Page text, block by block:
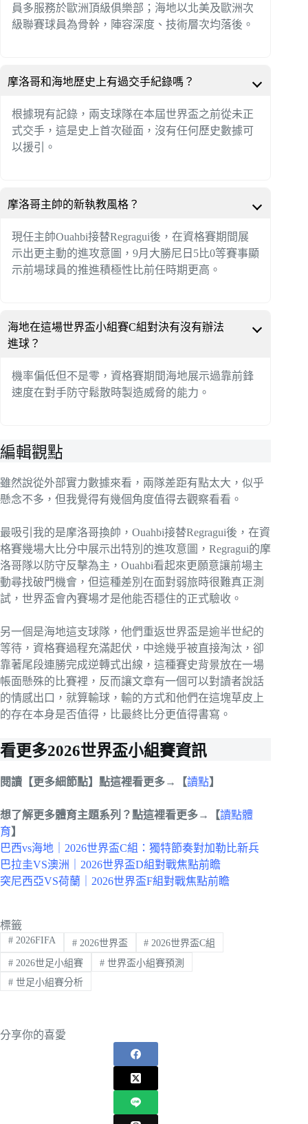
員多服務於歐洲頂級俱樂部；海地以北美及歐洲次
級聯賽球員為骨幹，陣容深度、技術層次均落後。
摩洛哥和海地歷史上有過交手紀錄嗎？
根據現有記錄，兩支球隊在本屆世界盃之前從未正
式交手，這是史上首次碰面，沒有任何歷史數據可
以援引。
摩洛哥主帥的新執教風格？
現任主帥Ouahbi接替Regragui後，在資格賽期間展
示出更主動的進攻意圖，9月大勝尼日5比0等賽事顯
示前場球員的推進積極性比前任時期更高。
海地在這場世界盃小組賽C組對決有沒有辦法
進球？
機率偏低但不是零，資格賽期間海地展示過靠前鋒
速度在對手防守鬆散時製造威脅的能力。
編輯觀點
雖然說從外部實力數據來看，兩隊差距有點太大，似乎
懸念不多，但我覺得有幾個角度值得去觀察看看。
最吸引我的是摩洛哥換帥，Ouahbi接替Regragui後，在資
格賽幾場大比分中展示出特別的進攻意圖，Regragui的摩
洛哥隊以防守反擊為主，Ouahbi看起來更願意讓前場主
動尋找破門機會，但這種差別在面對弱旅時很難真正測
試，世界盃會內賽場才是他能否穩住的正式驗收。
另一個是海地這支球隊，他們重返世界盃是逾半世紀的
等待，資格賽過程充滿起伏，中途幾乎被直接淘汰，卻
靠著尾段連勝完成逆轉式出線，這種賽史背景放在一場
帳面懸殊的比賽裡，反而讓文章有一個可以對讀者說話
的情感出口，就算輸球，輸的方式和他們在這塊草皮上
的存在本身是否值得，比最終比分更值得書寫。
看更多2026世界盃小組賽資訊
閱讀【更多細節點】點這裡看更多→【讀點】
想了解更多體育主題系列？點這裡看更多→【讀點體
育】
巴西vs海地｜2026世界盃C組：獨特節奏對加勒比新兵
巴拉圭VS澳洲｜2026世界盃D組對戰焦點前瞻
突尼西亞VS荷蘭｜2026世界盃F組對戰焦點前瞻
標籤
#2026FIFA #2026世界盃 # 2026世界盃C組
#2026世足小組賽 #世界盃小組賽預測
#世足小組賽分析
分享你的喜愛